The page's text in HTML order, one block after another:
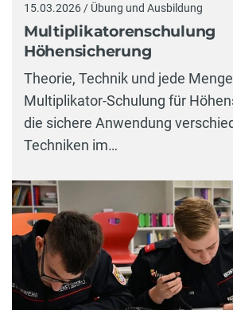
15.03.2026 / Übung und Ausbildung
Multiplikatorenschulung
Höhensicherung
Theorie, Technik und jede
Multiplikator-Schulung für
die sichere Anwendung
Techniken im…